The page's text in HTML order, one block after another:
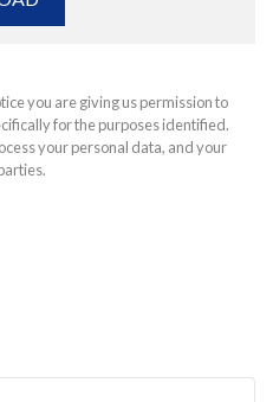
you are giving us permission to
for the purposes identified.
your personal data, and your